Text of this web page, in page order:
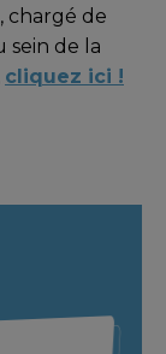
chargé de
sein de la
cliquez ici !